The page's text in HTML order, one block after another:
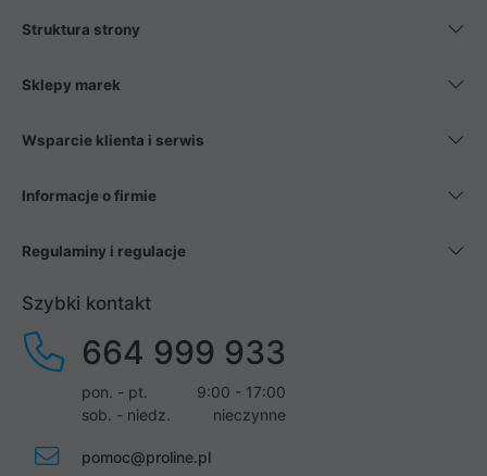
Struktura strony
Sklepy marek
Wsparcie klienta i serwis
Informacje o firmie
Regulaminy i regulacje
Szybki kontakt
664 999 933
pon. - pt.
9:00 - 17:00
sob. - niedz.
nieczynne
pomoc@proline.pl